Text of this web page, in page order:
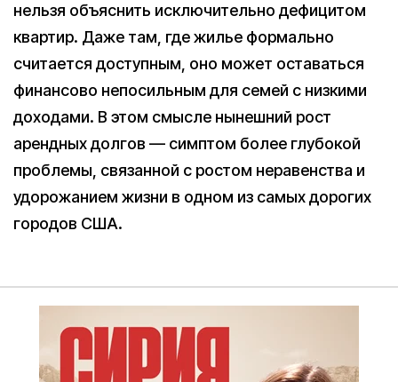
нельзя объяснить исключительно дефицитом
квартир. Даже там, где жилье формально
считается доступным, оно может оставаться
финансово непосильным для семей с низкими
доходами. В этом смысле нынешний рост
арендных долгов — симптом более глубокой
проблемы, связанной с ростом неравенства и
удорожанием жизни в одном из самых дорогих
городов США.